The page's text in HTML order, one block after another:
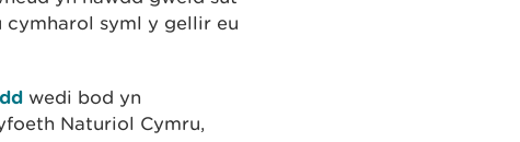
cymharol syml y gellir eu
wedi bod yn
Naturiol Cymru,